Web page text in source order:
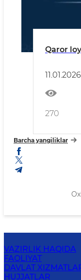
Qaror
11.01.2026
270
Barcha yangiliklar
VAZIRLIK HAQIDA
FAOLIYAT
DAVLAT
HUJJATLAR